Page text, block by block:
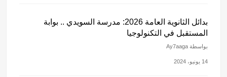
بدائل الثانوية العامة 2026: مدرسة السويدي .. بوابة
المستقبل في التكنولوجيا
بواسطة Ay7aaga
14 يونيو، 2024